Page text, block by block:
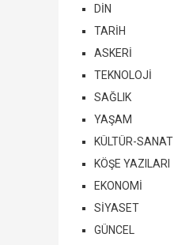
DİN
TARİH
ASKERİ
TEKNOLOJİ
SAĞLIK
YAŞAM
KÜLTÜR-SANAT
KÖŞE YAZILARI
EKONOMİ
SİYASET
GÜNCEL